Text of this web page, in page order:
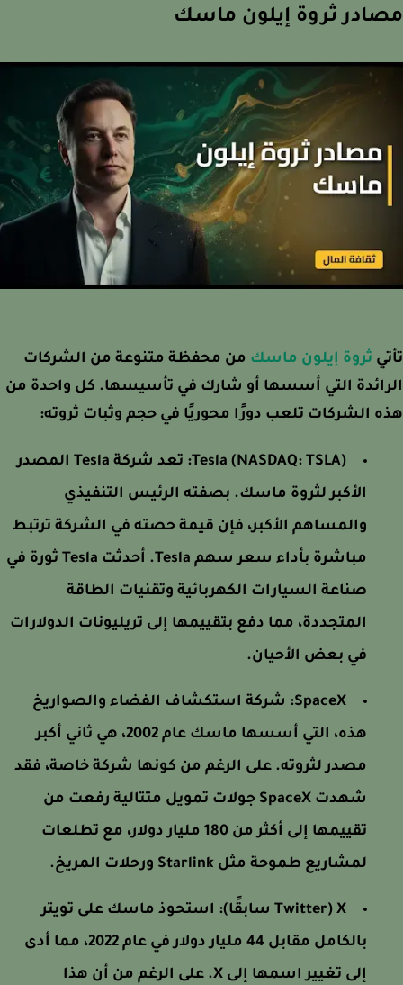
ثروة إيلون ماسك
ثروة إيلون ماسكمن محفظة متنوعة من الشركات
التي أسسها أو شارك في تأسيسها. كل واحدة من
الشركات تلعب دورًا محوريًا في حجم وثبات ثروته:
Tesla (NASDAQ: TSLA):
تعد شركة Tesla المصدر
الأكبر لثروة ماسك. بصفته الرئيس التنفيذي
والمساهم الأكبر، فإن قيمة حصته في الشركة ترتبط
مباشرة بأداء سعر سهم Tesla. أحدثت Tesla ثورة في
صناعة السيارات الكهربائية وتقنيات الطاقة
المتجددة، مما دفع بتقييمها إلى تريليونات الدولارات
في بعض الأحيان.
SpaceX: شركة استكشاف الفضاء والصواريخ
هذه، التي أسسها ماسك عام 2002، هي ثاني أكبر
مصدر لثروته. على الرغم من كونها شركة خاصة، فقد
شهدت SpaceX جولات تمويل متتالية رفعت من
تقييمها إلى أكثر من 180 مليار دولار، مع تطلعات
لمشاريع طموحة مثل Starlink ورحلات المريخ.
استحوذ ماسك على تويتر
بالكامل مقابل 44 مليار دولار في عام 2022، مما أدى
إلى تغيير اسمها إلى X. على الرغم من أن هذا